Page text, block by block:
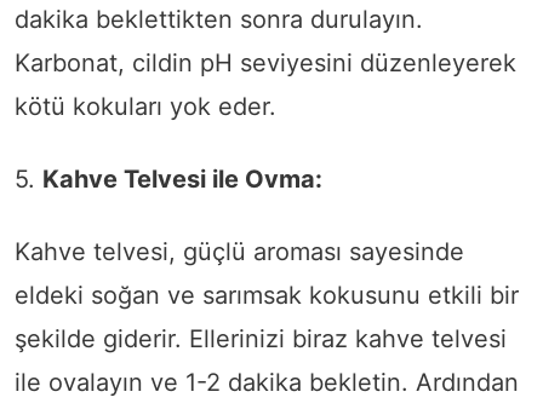
dakika beklettikten sonra durulayın.
Karbonat, cildin pH seviyesini düzenleyerek
kötü kokuları yok eder.
5. Kahve Telvesi ile Ovma:
Kahve telvesi, güçlü aroması sayesinde
eldeki soğan ve sarımsak kokusunu etkili bir
şekilde giderir. Ellerinizi biraz kahve telvesi
ile ovalayın ve 1-2 dakika bekletin. Ardından